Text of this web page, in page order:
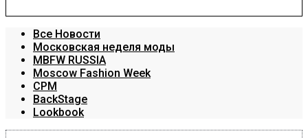
Все Новости
Московская неделя моды
MBFW RUSSIA
Moscow Fashion Week
CPM
BackStage
Lookbook